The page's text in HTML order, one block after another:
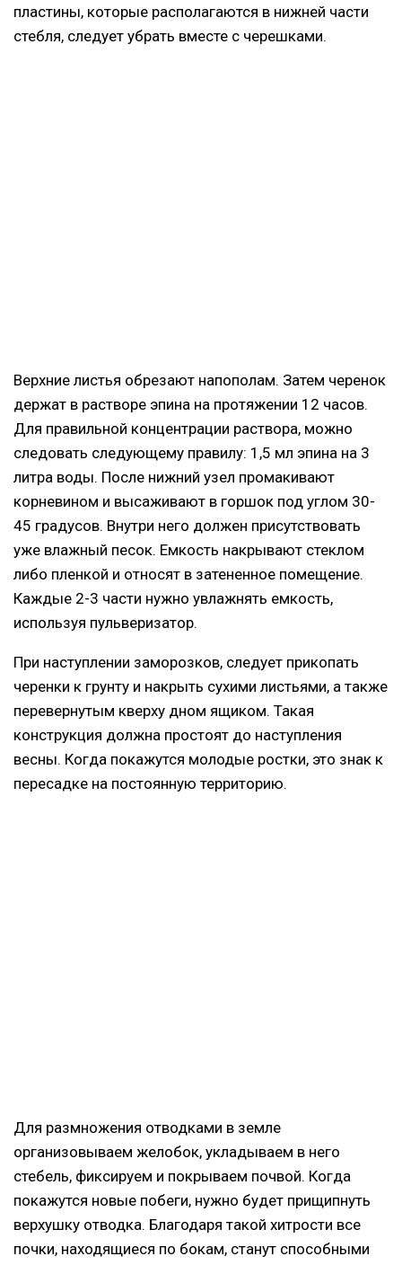
пластины, которые располагаются в нижней части
стебля, следует убрать вместе с черешками.
Верхние листья обрезают напополам. Затем черенок
держат в растворе эпина на протяжении 12 часов.
Для правильной концентрации раствора, можно
следовать следующему правилу: 1,5 мл эпина на 3
литра воды. После нижний узел промакивают
корневином и высаживают в горшок под углом 30-
45 градусов. Внутри него должен присутствовать
уже влажный песок. Емкость накрывают стеклом
либо пленкой и относят в затененное помещение.
Каждые 2-3 части нужно увлажнять емкость,
используя пульверизатор.
При наступлении заморозков, следует прикопать
черенки к грунту и накрыть сухими листьями, а также
перевернутым кверху дном ящиком. Такая
конструкция должна простоят до наступления
весны. Когда покажутся молодые ростки, это знак к
пересадке на постоянную территорию.
Для размножения отводками в земле
организовываем желобок, укладываем в него
стебель, фиксируем и покрываем почвой. Когда
покажутся новые побеги, нужно будет прищипнуть
верхушку отводка. Благодаря такой хитрости все
почки, находящиеся по бокам, станут способными